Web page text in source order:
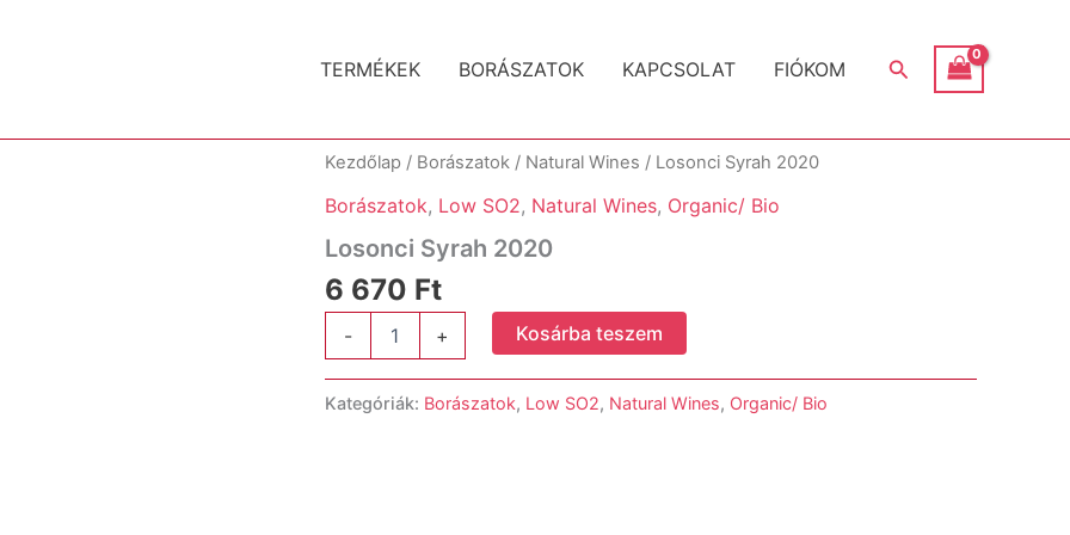
TERMÉKEK BORÁSZATOK KAPCSOLAT FIÓKOM Search
Kezdőlap / Borászatok/ Natural Wines / Losonci Syrah 2020
Borászatok, Low SO2, Natural Wines, Organic/ Bio
Losonci Syrah 2020
6 670 Ft
-
mennyiség
+ Kosárba teszem
Kategóriák: Borászatok, Low SO2, Natural Wines, Organic/ Bio